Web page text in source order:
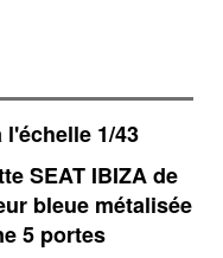
l'échelle 1/43
SEAT IBIZA de
bleue métalisée
5 portes